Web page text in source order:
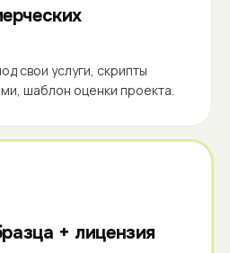
свои услуги, скрипты
шаблон оценки проекта.
+ лицензия